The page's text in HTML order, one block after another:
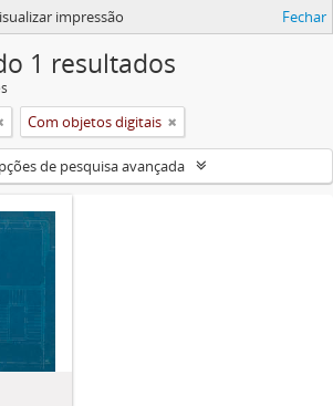
impressão Fechar
1 resultados
Com objetos digitais
de pesquisa avançada